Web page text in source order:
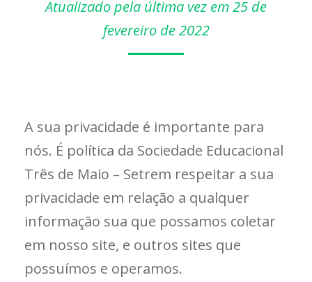
Atualizado pela última vez em 25 de
fevereiro de 2022
A sua privacidade é importante para
nós. É política da Sociedade Educacional
Três de Maio – Setrem respeitar a sua
privacidade em relação a qualquer
informação sua que possamos coletar
em nosso site, e outros sites que
possuímos e operamos.